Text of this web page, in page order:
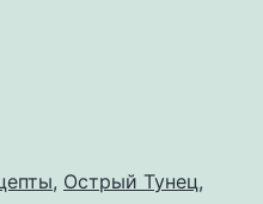
, Острый Тунец,